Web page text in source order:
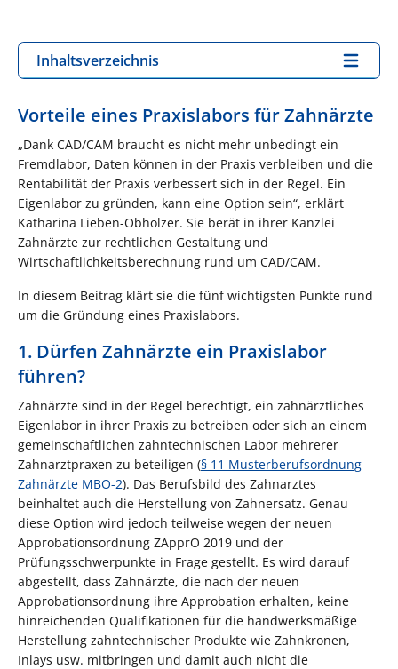
Inhaltsverzeichnis
Vorteile eines Praxislabors für Zahnärzte
„Dank CAD/CAM braucht es nicht mehr unbedingt ein
Fremdlabor, Daten können in der Praxis verbleiben und die
Rentabilität der Praxis verbessert sich in der Regel. Ein
Eigenlabor zu gründen, kann eine Option sein“, erklärt
Katharina Lieben-Obholzer. Sie berät in ihrer Kanzlei
Zahnärzte zur rechtlichen Gestaltung und
Wirtschaftlichkeitsberechnung rund um CAD/CAM.
In diesem Beitrag klärt sie die fünf wichtigsten Punkte rund
um die Gründung eines Praxislabors.
1. Dürfen Zahnärzte ein Praxislabor
führen?
Zahnärzte sind in der Regel berechtigt, ein zahnärztliches
Eigenlabor in ihrer Praxis zu betreiben oder sich an einem
gemeinschaftlichen zahntechnischen Labor mehrerer
Zahnarztpraxen zu beteiligen (§ 11 Musterberufsordnung
Zahnärzte MBO-2). Das Berufsbild des Zahnarztes
beinhaltet auch die Herstellung von Zahnersatz. Genau
diese Option wird jedoch teilweise wegen der neuen
Approbationsordnung ZApprO 2019 und der
Prüfungsschwerpunkte in Frage gestellt. Es wird darauf
abgestellt, dass Zahnärzte, die nach der neuen
Approbationsordnung ihre Approbation erhalten, keine
hinreichenden Qualifikationen für die handwerksmäßige
Herstellung zahntechnischer Produkte wie Zahnkronen,
Inlays usw. mitbringen und damit auch nicht die